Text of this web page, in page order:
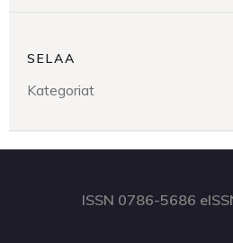
SELAA
Kategoriat
ISSN 0786-5686